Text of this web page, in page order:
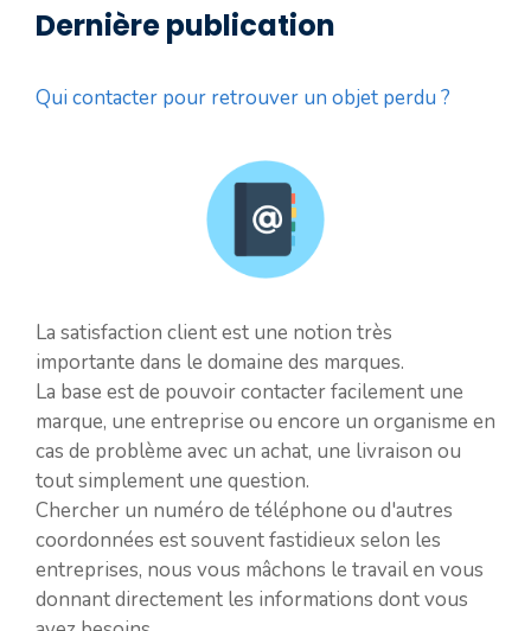
Dernière publication
Qui contacter pour retrouver un objet perdu ?
La satisfaction client est une notion très
importante dans le domaine des marques.
La base est de pouvoir contacter facilement une
marque, une entreprise ou encore un organisme en
cas de problème avec un achat, une livraison ou
tout simplement une question.
Chercher un numéro de téléphone ou d'autres
coordonnées est souvent fastidieux selon les
entreprises, nous vous mâchons le travail en vous
donnant directement les informations dont vous